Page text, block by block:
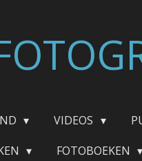
VIDEOS
FOTOBOEKEN